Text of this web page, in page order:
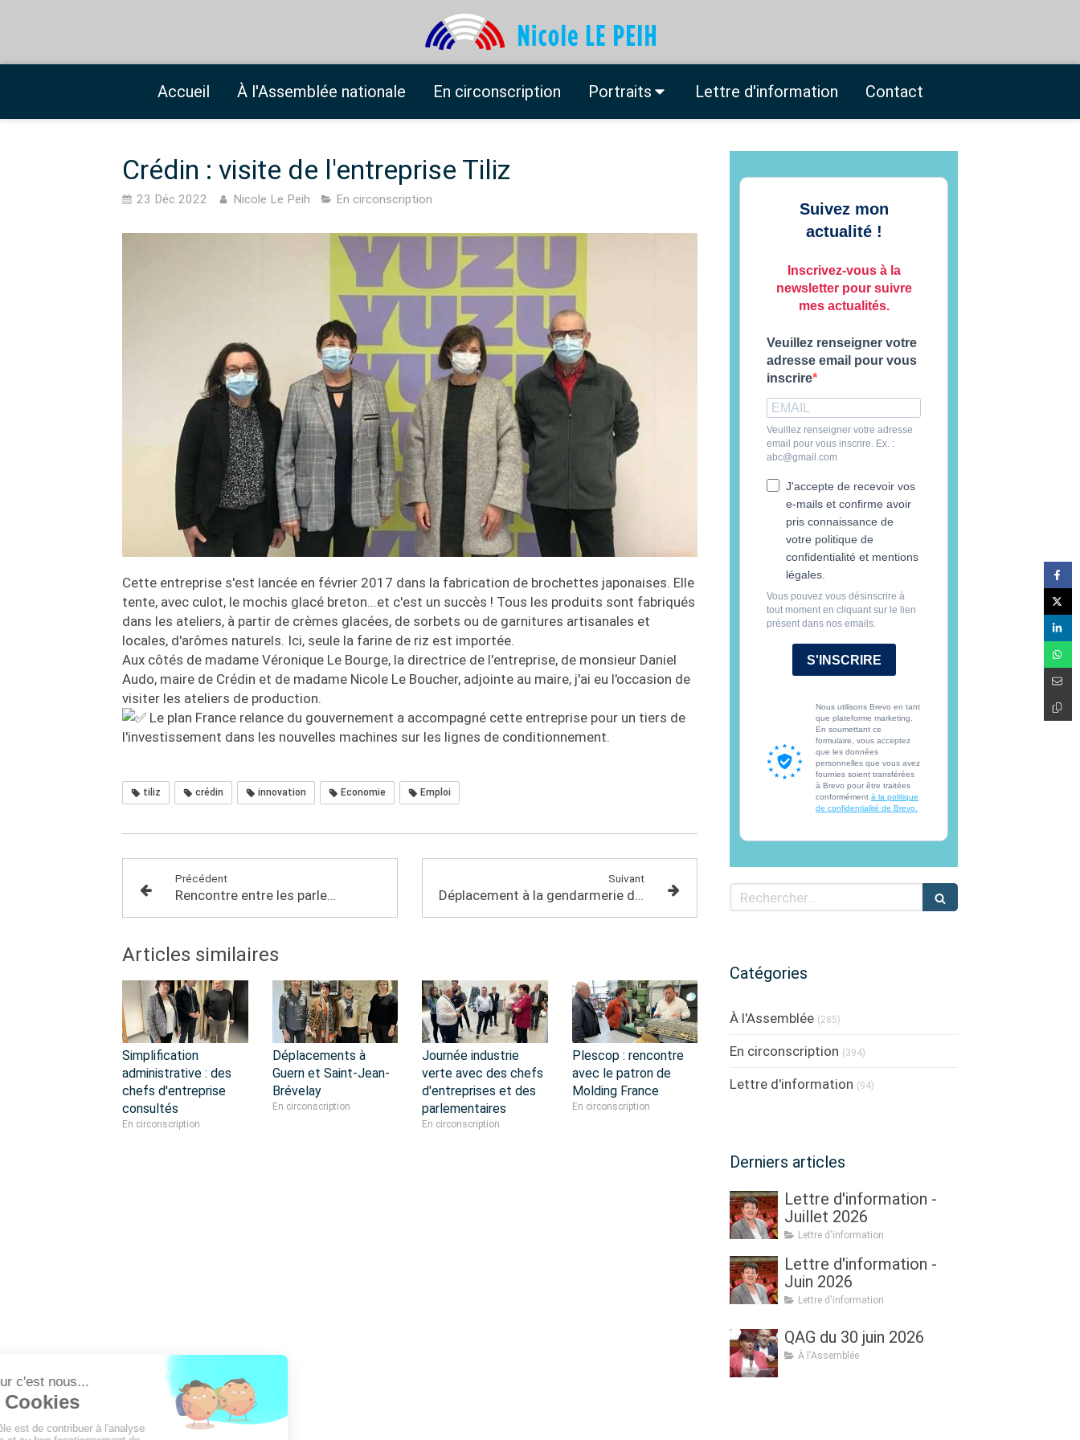
Accueil À l'Assemblée nationale En circonscription Portraits Lettre d'information Contact
Crédin : visite de l'entreprise Tiliz
23 Déc 2022 Nicole Le Peih En circonscription
Cette entreprise s'est lancée en février 2017 dans la fabrication de brochettes japonaises. Elle
tente, avec culot, le mochis glacé breton...et c'est un succès ! Tous les produits sont fabriqués
dans les ateliers, à partir de crèmes glacées, de sorbets ou de garnitures artisanales et
locales, d'arômes naturels. Ici, seule la farine de riz est importée.
Aux côtés de madame Véronique Le Bourge, la directrice de l'entreprise, de monsieur Daniel
Audo, maire de Crédin et de madame Nicole Le Boucher, adjointe au maire, j'ai eu l'occasion de
visiter les ateliers de production.
Le plan France relance du gouvernement a accompagné cette entreprise pour un tiers de
l'investissement dans les nouvelles machines​ sur les lignes de conditionnement.
tiliz crédin innovation Economie Emploi
Précédent
Rencontre entre les parlementaires et des représentants agricoles JA / FDSEA
Suivant
Déplacement à la gendarmerie de Grand-Champ
Articles similaires
Simplification
administrative : des
chefs d'entreprise
consultés
En circonscription
Déplacements à
Guern et Saint-Jean-
Brévelay
En circonscription
Journée industrie
verte avec des chefs
d'entreprises et des
parlementaires
En circonscription
Plescop : rencontre
avec le patron de
Molding France
En circonscription
Suivez mon
actualité !
Inscrivez-vous à la
newsletter pour suivre
mes actualités.
Veuillez renseigner votre
adresse email pour vous
inscrire
Veuillez renseigner votre adresse
email pour vous inscrire. Ex. :
abc@gmail.com
J'accepte de recevoir vos
e-mails et confirme avoir
pris connaissance de
votre politique de
confidentialité et mentions
légales.
Vous pouvez vous désinscrire à
tout moment en cliquant sur le lien
présent dans nos emails.
S'INSCRIRE
Nous utilisons Brevo en tant
que plateforme marketing.
En soumettant ce
formulaire, vous acceptez
que les données
personnelles que vous avez
fournies soient transférées
à Brevo pour être traitées
conformément à la politique
de confidentialité de Brevo.
Rechercher
Catégories
À l'Assemblée (285)
En circonscription (394)
Lettre d'information (94)
Derniers articles
Lettre d'information -
Juillet 2026
Lettre d'information
Lettre d'information -
Juin 2026
Lettre d'information
QAG du 30 juin 2026
À l'Assemblée